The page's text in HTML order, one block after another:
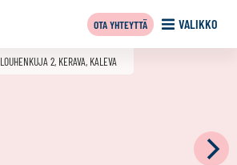
VALIKKO
OTA YHTEYTTÄ
LOUHENKUJA 2, KERAVA, KALEVA